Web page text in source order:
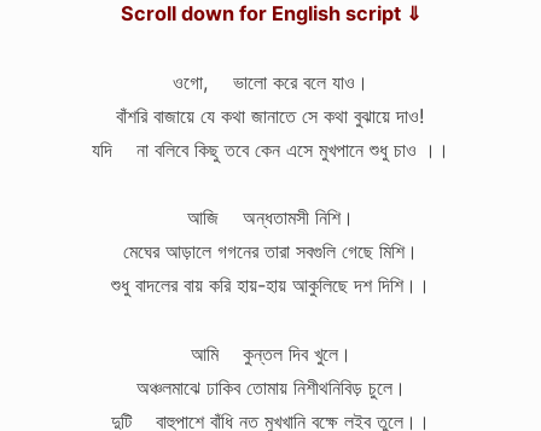
Scroll down for English script ⇓
ওগো, ভালো করে বলে যাও।
বাঁশরি বাজায়ে যে কথা জানাতে সে কথা বুঝায়ে দাও!
যদি না বলিবে কিছু তবে কেন এসে মুখপানে শুধু চাও ।।
আজি অন্ধতামসী নিশি।
মেঘের আড়ালে গগনের তারা সবগুলি গেছে মিশি।
শুধু বাদলের বায় করি হায়-হায় আকুলিছে দশ দিশি।।
আমি কুন্তল দিব খুলে।
অঞ্চলমাঝে ঢাকিব তোমায় নিশীথনিবিড় চুলে।
দুটি বাহুপাশে বাঁধি নত মুখখানি বক্ষে লইব তুলে।।